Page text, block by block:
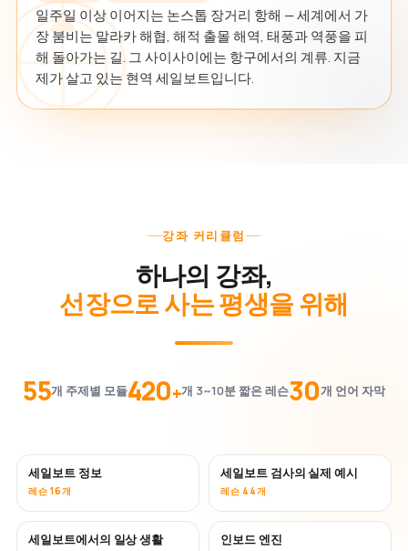
일주일 이상 이어지는 논스톱 장거리 항해 — 세계에서 가
장 붐비는 말라카 해협, 해적 출몰 해역, 태풍과 역풍을 피
해 돌아가는 길. 그 사이사이에는 항구에서의 계류. 지금
제가 살고 있는 현역 세일보트입니다.
강좌 커리큘럼
하나의 강좌,
선장으로 사는 평생을 위해
55개 주제별 모듈420+개 3~10분 짧은 레슨30개 언어 자막
세일보트 정보
레슨 16개
세일보트 검사의 실제 예시
레슨 44개
세일보트에서의 일상 생활 인보드 엔진